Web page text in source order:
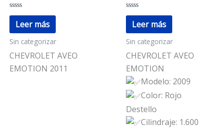
Valorado
con
de
5
Leer más
Sin categorizar
CHEVROLET AVEO
EMOTION 2011
Valorado
con
de
5
Leer más
Sin categorizar
CHEVROLET AVEO
EMOTION
Modelo: 2009
Color: Rojo
Destello
Cilindraje: 1.600